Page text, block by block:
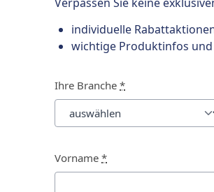
Verpassen Sie keine
individuelle
wichtige Produktinfos
Ihre Branche *
Vorname *